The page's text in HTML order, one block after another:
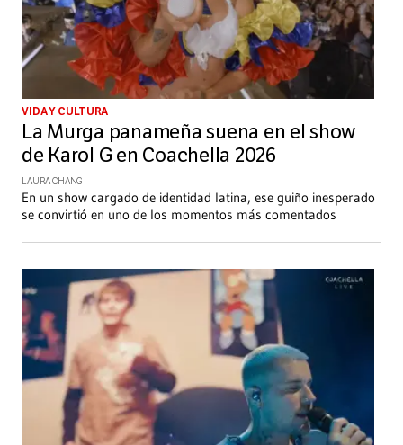
VIDA Y CULTURA
La Murga panameña suena en el show
de Karol G en Coachella 2026
LAURA CHANG
En un show cargado de identidad latina, ese guiño inesperado
se convirtió en uno de los momentos más comentados